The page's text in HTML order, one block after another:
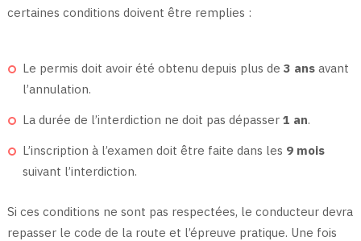
certaines conditions doivent être remplies :
Le permis doit avoir été obtenu depuis plus de3 ans avant
l’annulation.
La durée de l’interdiction ne doit pas dépasser1 an.
L’inscription à l’examen doit être faite dans les 9 mois
suivant l’interdiction.
Si ces conditions ne sont pas respectées, le conducteur devra
repasser le code de la route et l’épreuve pratique. Une fois